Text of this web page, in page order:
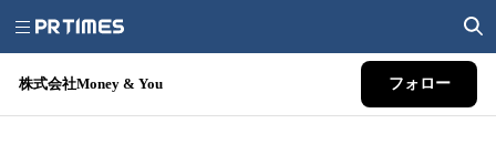
株式会社Money & You フォロー